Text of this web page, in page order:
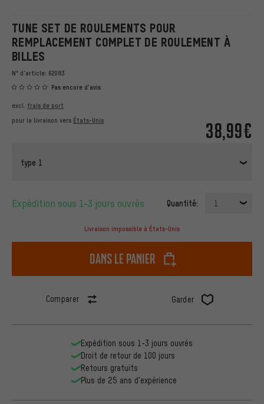
TUNE SET DE ROULEMENTS POUR
REMPLACEMENT COMPLET DE ROULEMENT À
BILLES
N° d'article: 62083
Pas encore d'avis
38,99€
excl. frais de port
pour la livraison vers États-Unis
type 1
Expédition sous 1-3 jours ouvrés Quantité: 1
Livraison impossible à États-Unis
dans le panier
Comparer Garder
Expédition sous 1-3 jours ouvrés
Droit de retour de 100 jours
Retours gratuits
Plus de 25 ans d'expérience